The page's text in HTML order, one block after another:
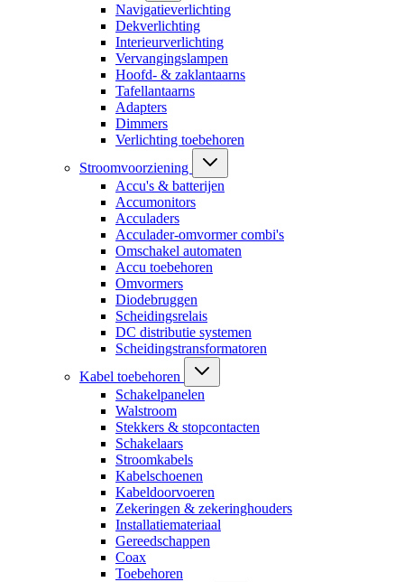
Navigatieverlichting
Dekverlichting
Interieurverlichting
Vervangingslampen
Hoofd- & zaklantaarns
Tafellantaarns
Adapters
Dimmers
Verlichting toebehoren
Stroomvoorziening
Accu's & batterijen
Accumonitors
Acculaders
Acculader-omvormer combi's
Omschakel automaten
Accu toebehoren
Omvormers
Diodebruggen
Scheidingsrelais
DC distributie systemen
Scheidingstransformatoren
Kabel toebehoren
Schakelpanelen
Walstroom
Stekkers & stopcontacten
Schakelaars
Stroomkabels
Kabelschoenen
Kabeldoorvoeren
Zekeringen & zekeringhouders
Installatiemateriaal
Gereedschappen
Coax
Toebehoren